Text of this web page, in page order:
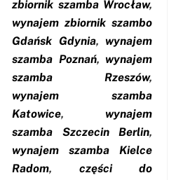
zbiornik szamba Wrocław,
wynajem zbiornik szambo
Gdańsk Gdynia, wynajem
szamba Poznań, wynajem
szamba Rzeszów,
wynajem szamba
Katowice, wynajem
szamba Szczecin Berlin,
wynajem szamba Kielce
Radom, części do